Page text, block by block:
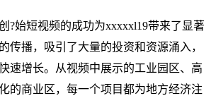
?始短视频的成功为xxxxxl19带来了显著
传播，吸引了大量的投资和资源涌入，
速增长。从视频中展示的工业园区、高
的商业区，每一个项目都为地方经济注